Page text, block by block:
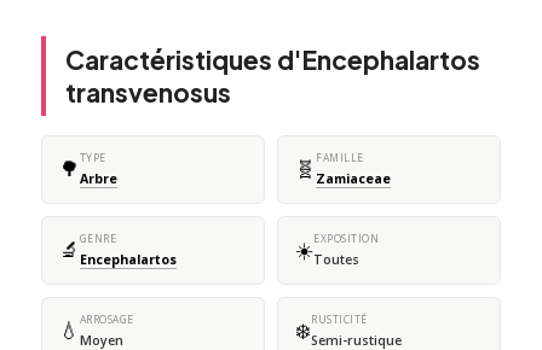
Caractéristiques d'Encephalartos
transvenosus
🌳 TYPE
Arbre 🧬 FAMILLE
Zamiaceae
🔬 GENRE
Encephalartos ☀️EXPOSITION
Toutes
💧 ARROSAGE
Moyen ❄️RUSTICITÉ
Semi-rustique